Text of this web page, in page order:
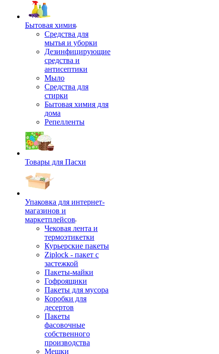
Бытовая химия
Средства для
мытья и уборки
Дезинфицирующие
средства и
антисептики
Мыло
Средства для
стирки
Бытовая химия для
дома
Репелленты
Товары для Пасхи
Упаковка для интернет-
магазинов и
маркетплейсов
Чековая лента и
термоэтикетки
Курьерские пакеты
Ziplock - пакет с
застежкой
Пакеты-майки
Гофроящики
Пакеты для мусора
Коробки для
десертов
Пакеты
фасовочные
собственного
производства
Мешки